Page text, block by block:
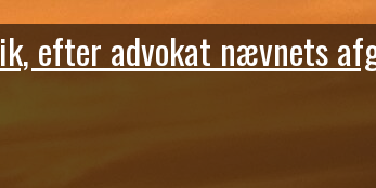
efter advokat nævnets